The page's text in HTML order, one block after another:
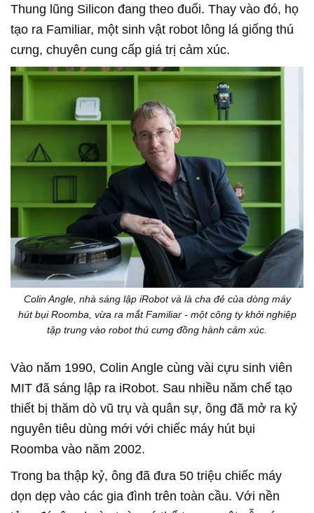
Thung lũng Silicon đang theo đuổi. Thay vào đó, họ
tạo ra Familiar, một sinh vật robot lông lá giống thú
cưng, chuyên cung cấp giá trị cảm xúc.
Colin Angle, nhà sáng lập iRobot và là cha đẻ của dòng máy
hút bụi Roomba, vừa ra mắt Familiar - một công ty khởi nghiệp
tập trung vào robot thú cưng đồng hành cảm xúc.
Vào năm 1990, Colin Angle cùng vài cựu sinh viên
MIT đã sáng lập ra iRobot. Sau nhiều năm chế tạo
thiết bị thăm dò vũ trụ và quân sự, ông đã mở ra kỷ
nguyên tiêu dùng mới với chiếc máy hút bụi
Roomba vào năm 2002.
Trong ba thập kỷ, ông đã đưa 50 triệu chiếc máy
dọn dẹp vào các gia đình trên toàn cầu. Với nền